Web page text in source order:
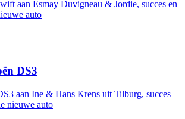
aan Esmay Duvigneau & Jordie, succes en
auto
DS3
aan Ine & Hans Krens uit Tilburg, succes
nieuwe auto